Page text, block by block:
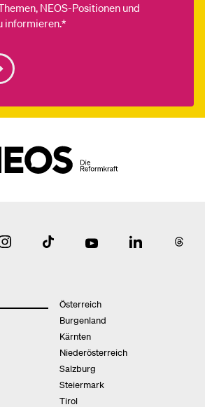
NEOS-Positionen und
informieren.*
Österreich
Burgenland
Kärnten
Niederösterreich
Salzburg
Steiermark
Tirol